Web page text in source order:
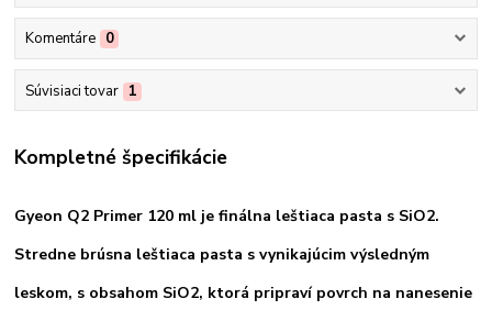
Komentáre 0
Súvisiaci tovar 1
Kompletné špecifikácie
Gyeon Q2 Primer 120 ml je finálna leštiaca pasta s SiO2.
Stredne brúsna leštiaca pasta s vynikajúcim výsledným
leskom, s obsahom SiO2, ktorá pripraví povrch na nanesenie